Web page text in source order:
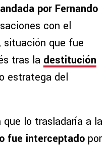
por Fernando
con el
situación que fue
tras la destitución
estratega del
que lo trasladaría a la
fue interceptado por